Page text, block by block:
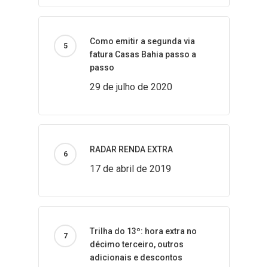
Como emitir a segunda via
fatura Casas Bahia passo a
passo
29 de julho de 2020
RADAR RENDA EXTRA
17 de abril de 2019
Trilha do 13º: hora extra no
décimo terceiro, outros
adicionais e descontos